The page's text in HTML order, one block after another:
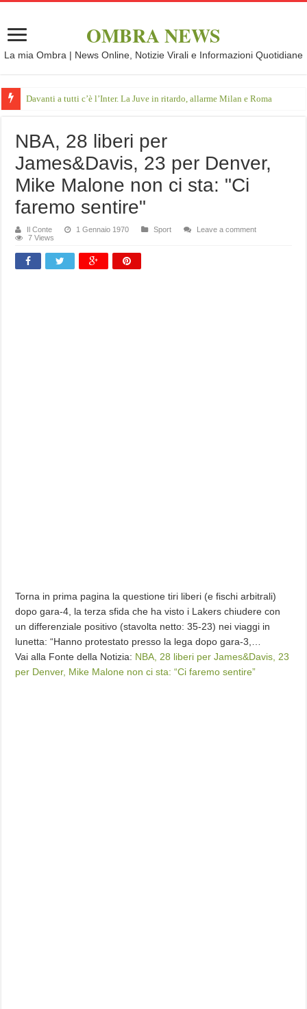
OMBRA NEWS
La mia Ombra | News Online, Notizie Virali e Informazioni Quotidiane
Davanti a tutti c’è l’Inter. La Juve in ritardo, allarme Milan e Roma
NBA, 28 liberi per
James&Davis, 23 per Denver,
Mike Malone non ci sta: "Ci
faremo sentire"
Il Conte 1 Gennaio 1970 Sport
Leave a comment
7 Views
Torna in prima pagina la questione tiri liberi (e fischi arbitrali)
dopo gara-4, la terza sfida che ha visto i Lakers chiudere con
un differenziale positivo (stavolta netto: 35-23) nei viaggi in
lunetta: “Hanno protestato presso la lega dopo gara-3,…
Vai alla Fonte della Notizia: NBA, 28 liberi per James&Davis, 23
per Denver, Mike Malone non ci sta: “Ci faremo sentire”